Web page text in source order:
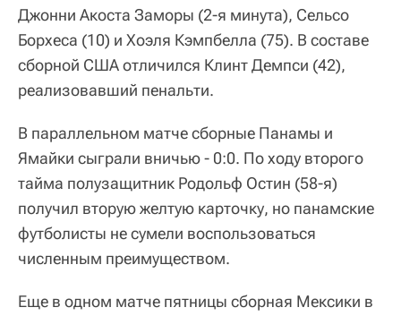
Джонни Акоста Заморы (2-я минута), Сельсо
Борхеса (10) и Хоэля Кэмпбелла (75). В составе
сборной США отличился Клинт Демпси (42),
реализовавший пенальти.
В параллельном матче сборные Панамы и
Ямайки сыграли вничью - 0:0. По ходу второго
тайма полузащитник Родольф Остин (58-я)
получил вторую желтую карточку, но панамские
футболисты не сумели воспользоваться
численным преимуществом.
Еще в одном матче пятницы сборная Мексики в